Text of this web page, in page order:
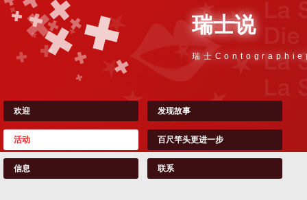
瑞士说
瑞士Contographie
欢迎 发现故事
活动 百尺竿头更进一步
信息 联系